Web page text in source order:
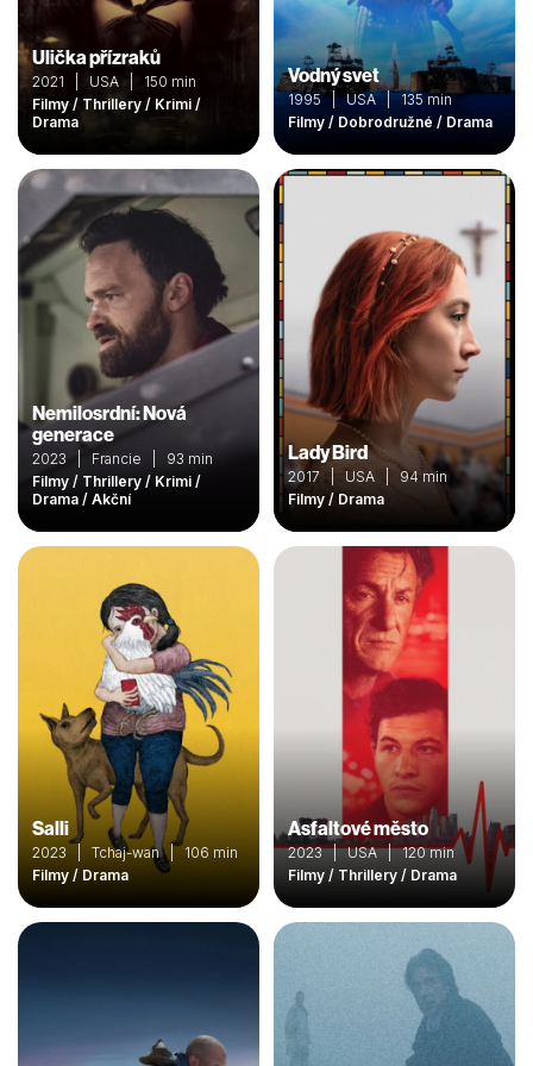
Ulička přízraků
2021 | USA | 150 min
Filmy / Thrillery / Krimi /
Drama
Vodný svet
1995 | USA | 135 min
Filmy / Dobrodružné / Drama
Nemilosrdní: Nová
generace
2023 | Francie | 93 min
Filmy / Thrillery / Krimi /
Drama / Akční
Lady Bird
2017 | USA | 94 min
Filmy / Drama
Salli
2023 | Tchaj-wan | 106 min
Filmy / Drama
Asfaltové město
2023 | USA | 120 min
Filmy / Thrillery / Drama